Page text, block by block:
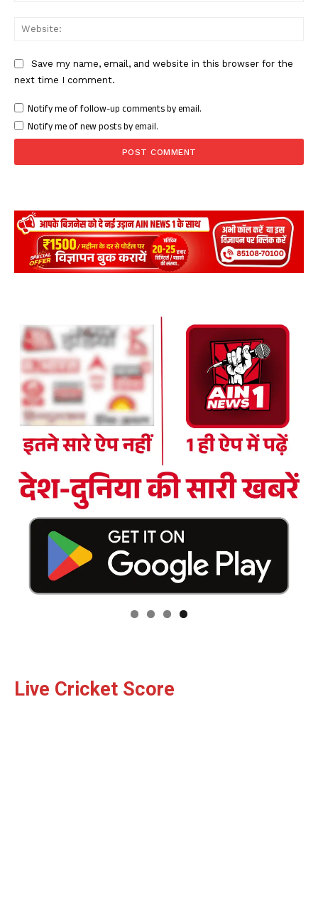
Save my name, email, and website in this browser for the
next time I comment.
Notify me of follow-up comments by email.
Notify me of new posts by email.
Live Cricket Score